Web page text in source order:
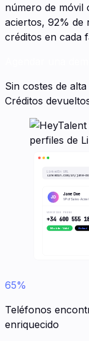
número de móvil
aciertos, 92% de
créditos en cada
Sin costes de alta
Créditos
LinkedIn URL
linkedin.com/in/jane-
JD
Jane Doe
VP of Sales · Acme
VERIFIED PHONE
+34 600 555
Mobile · Valid Refund
65%
Teléfonos
enriquecido